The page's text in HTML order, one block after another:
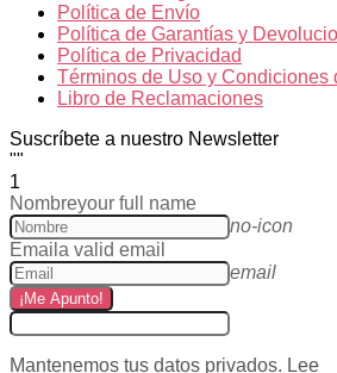
Política de Envío
Política de Garantías y
Política de Privacidad
Términos de Uso y Condiciones
Libro de Reclamaciones
Suscríbete a nuestro Newsletter
""
1
Nombreyour full name
no-icon
Email a valid email
email
¡Me Apunto!
Mantenemos tus datos privados. Lee